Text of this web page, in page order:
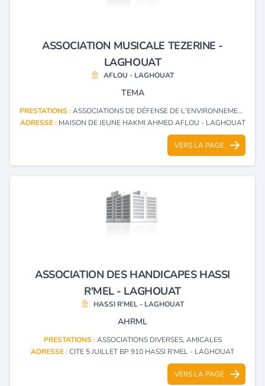
ASSOCIATION MUSICALE TEZERINE -
LAGHOUAT
AFLOU - LAGHOUAT
TEMA
PRESTATIONS :ASSOCIATIONS DE DÉFENSE DE L'ENVIRONNEMENT
ADRESSE : MAISON DE JEUNE HAKMI AHMED AFLOU - LAGHOUAT
VERS LA PAGE
ASSOCIATION DES HANDICAPES HASSI
R'MEL - LAGHOUAT
HASSI R'MEL - LAGHOUAT
AHRML
PRESTATIONS :ASSOCIATIONS DIVERSES, AMICALES
ADRESSE :CITE 5 JUILLET BP 910 HASSI R'MEL - LAGHOUAT
VERS LA PAGE